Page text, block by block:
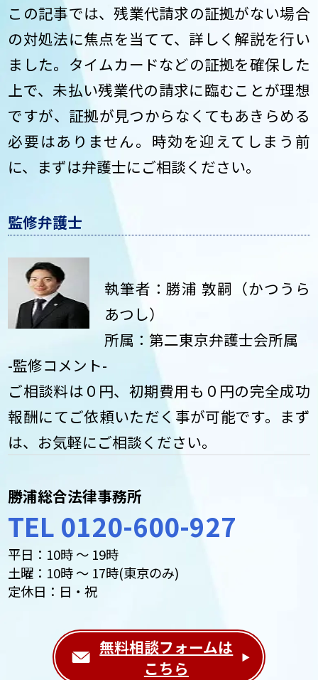
この記事では、残業代請求の証拠がない場合
の対処法に焦点を当てて、詳しく解説を行い
ました。タイムカードなどの証拠を確保した
上で、未払い残業代の請求に臨むことが理想
ですが、証拠が見つからなくてもあきらめる
必要はありません。時効を迎えてしまう前
に、まずは弁護士にご相談ください。
監修弁護士
執筆者：勝浦 敦嗣（かつうら
あつし）
所属：第二東京弁護士会所属
-監修コメント-
ご相談料は０円、初期費用も０円の完全成功
報酬にてご依頼いただく事が可能です。まず
は、お気軽にご相談ください。
勝浦総合法律事務所
TEL 0120-600-927
平日：10時 ～ 19時
土曜：10時 ～ 17時(東京のみ)
定休日：日・祝
無料相談フォームは
こちら